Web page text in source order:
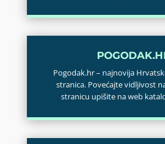
Pogodak.hr – najnovija
stranica. Povećajte vidljivost
stranicu upišite na web